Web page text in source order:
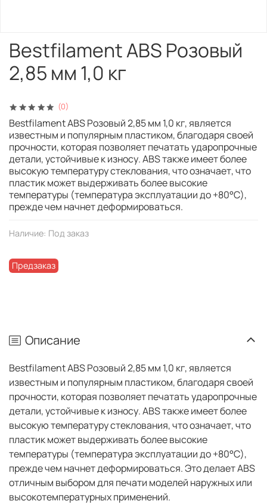
(0)
Наличие: Под заказ
Предзаказ
Bestfilament ABS Розовый
2,85 мм 1,0 кг
Bestfilament ABS Розовый 2,85 мм 1,0 кг, является
известным и популярным пластиком, благодаря своей
прочности, которая позволяет печатать ударопрочные
детали, устойчивые к износу. ABS также имеет более
высокую температуру стеклования, что означает, что
пластик может выдерживать более высокие
температуры (температура эксплуатации до +80°C),
прежде чем начнет деформироваться.
Описание
Bestfilament ABS Розовый 2,85 мм 1,0 кг, является
известным и популярным пластиком, благодаря своей
прочности, которая позволяет печатать ударопрочные
детали, устойчивые к износу. ABS также имеет более
высокую температуру стеклования, что означает, что
пластик может выдерживать более высокие
температуры (температура эксплуатации до +80°C),
прежде чем начнет деформироваться. Это делает ABS
отличным выбором для печати моделей наружных или
высокотемпературных применений.